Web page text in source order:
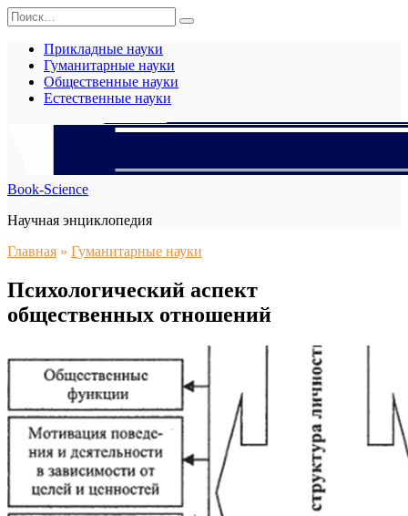
Перейти
к
содержанию
Search
for:
Прикладные науки
Гуманитарные науки
Общественные науки
Естественные науки
Book-Science
Научная энциклопедия
Главная » Гуманитарные науки
Психологический аспект
общественных отношений